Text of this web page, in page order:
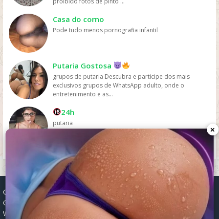
Casa do corno
Pode tudo menos pornografia infantil
Putaria Gostosa
grupos de putaria Descubra e participe dos mais
exclusivos grupos de WhatsApp adulto, onde o
entretenimento e as...
24h
putaria
Grupos WhatsApp, Links de grupos, Entrar grupos WhatsApp,
Grupos de compra e venda, Links WhatsApp atualizados, Grupos
WhatsApp 2025, Links para grupos, Participar grupos WhatsApp,
×